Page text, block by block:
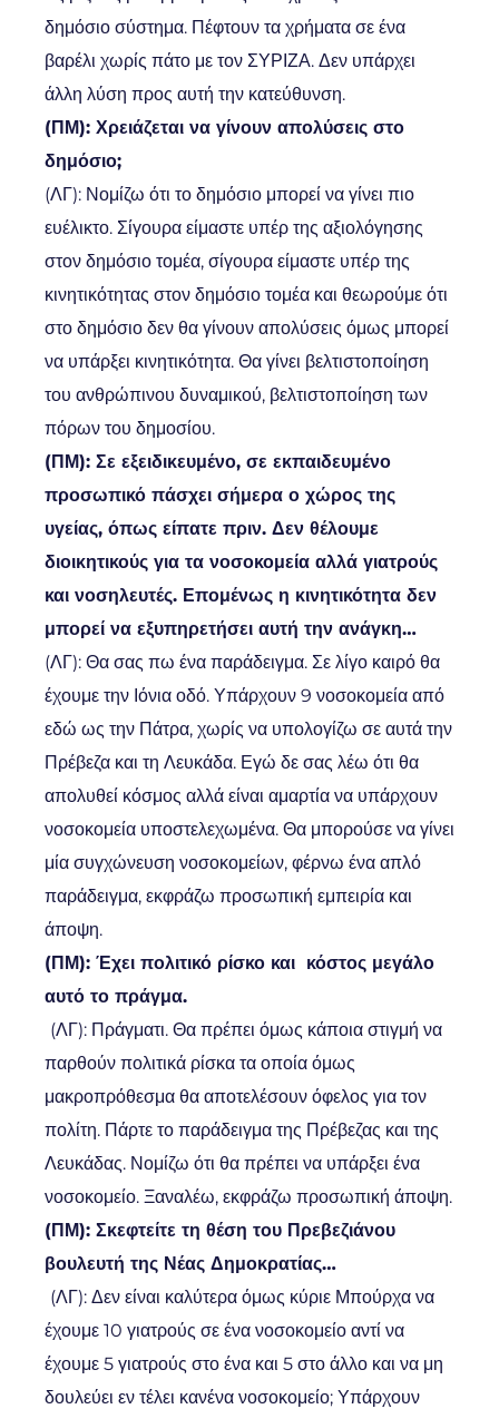
δημόσιο σύστημα. Πέφτουν τα χρήματα σε ένα
βαρέλι χωρίς πάτο με τον ΣΥΡΙΖΑ. Δεν υπάρχει
άλλη λύση προς αυτή την κατεύθυνση.
(ΠΜ): Χρειάζεται να γίνουν απολύσεις στο
δημόσιο;
(ΛΓ): Νομίζω ότι το δημόσιο μπορεί να γίνει πιο
ευέλικτο. Σίγουρα είμαστε υπέρ της αξιολόγησης
στον δημόσιο τομέα, σίγουρα είμαστε υπέρ της
κινητικότητας στον δημόσιο τομέα και θεωρούμε ότι
στο δημόσιο δεν θα γίνουν απολύσεις όμως μπορεί
να υπάρξει κινητικότητα. Θα γίνει βελτιστοποίηση
του ανθρώπινου δυναμικού, βελτιστοποίηση των
πόρων του δημοσίου.
(ΠΜ): Σε εξειδικευμένο, σε εκπαιδευμένο
προσωπικό πάσχει σήμερα ο χώρος της
υγείας, όπως είπατε πριν. Δεν θέλουμε
διοικητικούς για τα νοσοκομεία αλλά γιατρούς
και νοσηλευτές. Επομένως η κινητικότητα δεν
μπορεί να εξυπηρετήσει αυτή την ανάγκη…
(ΛΓ): Θα σας πω ένα παράδειγμα. Σε λίγο καιρό θα
έχουμε την Ιόνια οδό. Υπάρχουν 9 νοσοκομεία από
εδώ ως την Πάτρα, χωρίς να υπολογίζω σε αυτά την
Πρέβεζα και τη Λευκάδα. Εγώ δε σας λέω ότι θα
απολυθεί κόσμος αλλά είναι αμαρτία να υπάρχουν
νοσοκομεία υποστελεχωμένα. Θα μπορούσε να γίνει
μία συγχώνευση νοσοκομείων, φέρνω ένα απλό
παράδειγμα, εκφράζω προσωπική εμπειρία και
άποψη.
(ΠΜ): Έχει πολιτικό ρίσκο και κόστος μεγάλο
αυτό το πράγμα.
(ΛΓ): Πράγματι. Θα πρέπει όμως κάποια στιγμή να
παρθούν πολιτικά ρίσκα τα οποία όμως
μακροπρόθεσμα θα αποτελέσουν όφελος για τον
πολίτη. Πάρτε το παράδειγμα της Πρέβεζας και της
Λευκάδας. Νομίζω ότι θα πρέπει να υπάρξει ένα
νοσοκομείο. Ξαναλέω, εκφράζω προσωπική άποψη.
(ΠΜ): Σκεφτείτε τη θέση του Πρεβεζιάνου
βουλευτή της Νέας Δημοκρατίας…
(ΛΓ): Δεν είναι καλύτερα όμως κύριε Μπούρχα να
έχουμε 10 γιατρούς σε ένα νοσοκομείο αντί να
έχουμε 5 γιατρούς στο ένα και 5 στο άλλο και να μη
δουλεύει εν τέλει κανένα νοσοκομείο; Υπάρχουν